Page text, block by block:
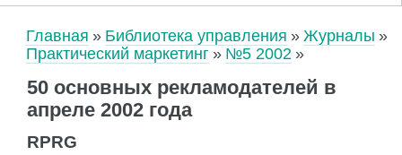
Главная Библиотека управления
Журналы
Практический маркетинг
№5 2002
50 основных рекламодателей в
апреле 2002 года
RPRG